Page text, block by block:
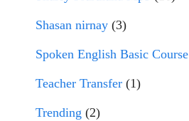
Shasan nirnay (3)
Spoken English Basic Course
Teacher Transfer (1)
Trending (2)